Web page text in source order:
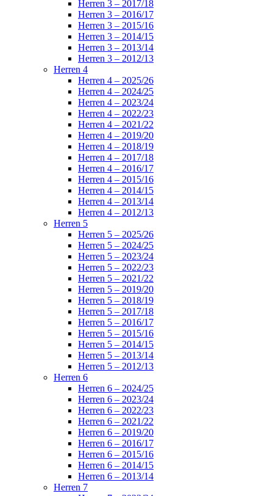
Herren 3 – 2017/18
Herren 3 – 2016/17
Herren 3 – 2015/16
Herren 3 – 2014/15
Herren 3 – 2013/14
Herren 3 – 2012/13
Herren 4
Herren 4 – 2025/26
Herren 4 – 2024/25
Herren 4 – 2023/24
Herren 4 – 2022/23
Herren 4 – 2021/22
Herren 4 – 2019/20
Herren 4 – 2018/19
Herren 4 – 2017/18
Herren 4 – 2016/17
Herren 4 – 2015/16
Herren 4 – 2014/15
Herren 4 – 2013/14
Herren 4 – 2012/13
Herren 5
Herren 5 – 2025/26
Herren 5 – 2024/25
Herren 5 – 2023/24
Herren 5 – 2022/23
Herren 5 – 2021/22
Herren 5 – 2019/20
Herren 5 – 2018/19
Herren 5 – 2017/18
Herren 5 – 2016/17
Herren 5 – 2015/16
Herren 5 – 2014/15
Herren 5 – 2013/14
Herren 5 – 2012/13
Herren 6
Herren 6 – 2024/25
Herren 6 – 2023/24
Herren 6 – 2022/23
Herren 6 – 2021/22
Herren 6 – 2019/20
Herren 6 – 2016/17
Herren 6 – 2015/16
Herren 6 – 2014/15
Herren 6 – 2013/14
Herren 7